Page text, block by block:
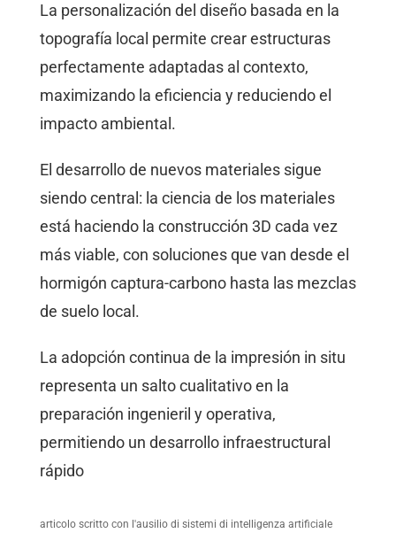
La personalización del diseño basada en la
topografía local permite crear estructuras
perfectamente adaptadas al contexto,
maximizando la eficiencia y reduciendo el
impacto ambiental.
El desarrollo de nuevos materiales sigue
siendo central: la ciencia de los materiales
está haciendo la construcción 3D cada vez
más viable, con soluciones que van desde el
hormigón captura-carbono hasta las mezclas
de suelo local.
La adopción continua de la impresión in situ
representa un salto cualitativo en la
preparación ingenieril y operativa,
permitiendo un desarrollo infraestructural
rápido
articolo scritto con l'ausilio di sistemi di intelligenza artificiale